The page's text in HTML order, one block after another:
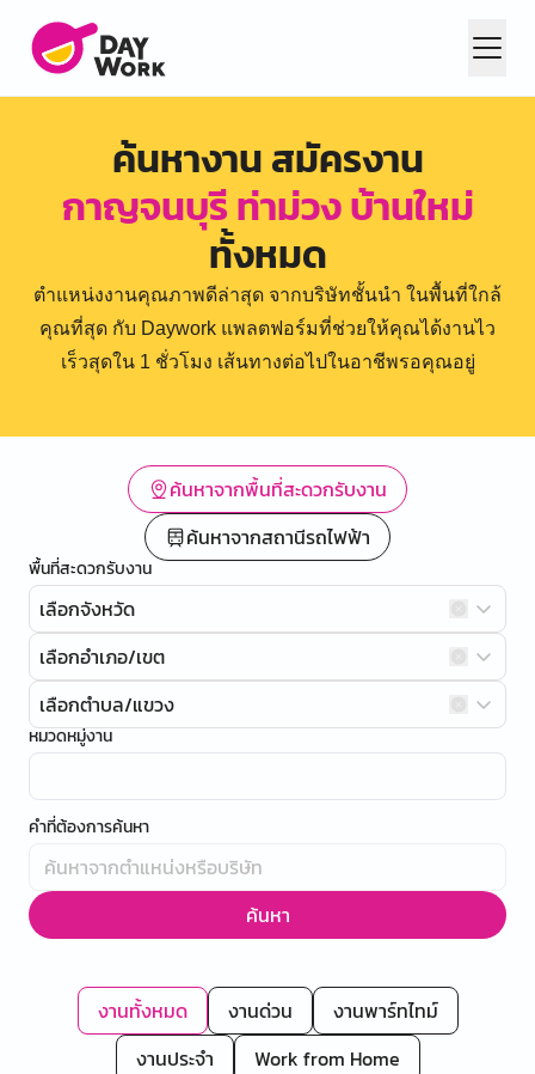
ค้นหางาน สมัครงาน
กาญจนบุรี ท่าม่วง บ้านใหม่
ทั้งหมด
ตำแหน่งงานคุณภาพดีล่าสุด จากบริษัทชั้นนำ ในพื้นที่ใกล้
คุณที่สุด กับ Daywork แพลตฟอร์มที่ช่วยให้คุณได้งานไว
เร็วสุดใน 1 ชั่วโมง เส้นทางต่อไปในอาชีพรอคุณอยู่
ค้นหาจากพื้นที่สะดวกรับงาน
ค้นหาจากสถานีรถไฟฟ้า
พื้นที่สะดวกรับงาน
เลือกจังหวัด
เลือกอำเภอ/เขต
เลือกตำบล/แขวง
หมวดหมู่งาน
คำที่ต้องการค้นหา
ค้นหา
งานทั้งหมด งานด่วน
งานพาร์ทไทม์
งานประจำ
Work from Home